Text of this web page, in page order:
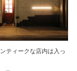
ティークな店内は入っ